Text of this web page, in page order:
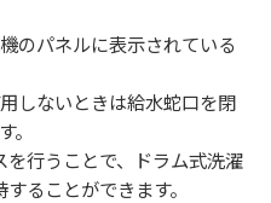
のパネルに表示されている
しないときは給水蛇口を閉
。
行うことで、ドラム式洗濯
ることができます。